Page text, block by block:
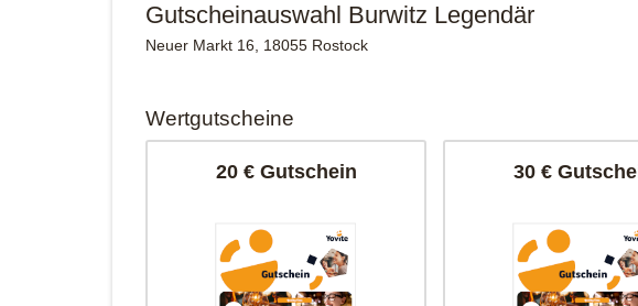
Gutscheinauswahl Burwitz Legendär
Neuer Markt 16, 18055 Rostock
Wertgutscheine
20 € Gutschein 30 €